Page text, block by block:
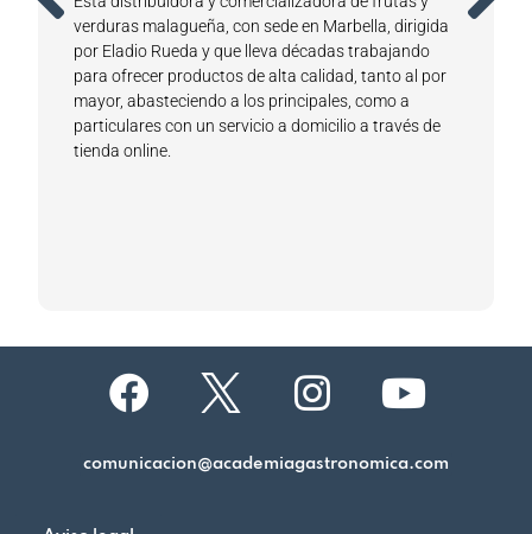
verduras malagueña, con sede en Marbella, dirigida
por Eladio Rueda y que lleva décadas trabajando
para ofrecer productos de alta calidad, tanto al por
mayor, abasteciendo a los principales, como a
particulares con un servicio a domicilio a través de
tienda online.
comunicacion@academiagastronomica.com